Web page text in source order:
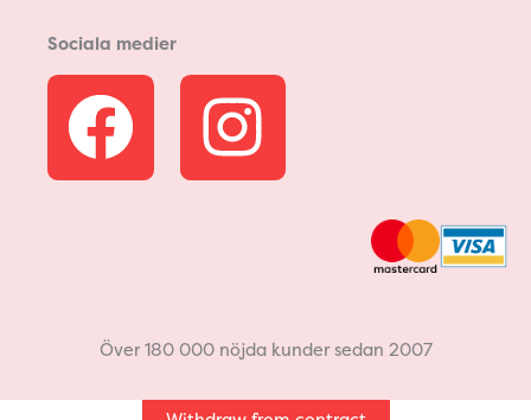
Sociala medier
F
a
b
I
n
a
Över 180 000 nöjda kunder sedan 2007